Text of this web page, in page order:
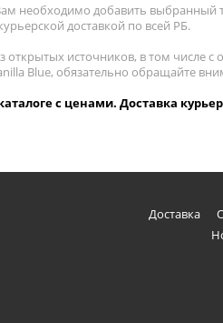
необходимо добавить выбранный
доставкой по всей РБ.
источников, в том числе с
Blue, обязательно обращайте
с ценами. Доставка
Доставка